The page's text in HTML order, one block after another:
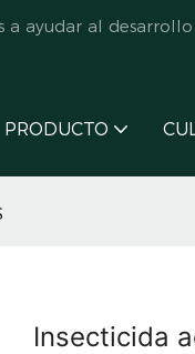
ayudar al
PRODUCTO
Insecticida